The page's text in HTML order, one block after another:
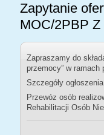
Zapytanie
MOC/2PBP
Zapraszamy do
przemocy” w ramach
Szczegóły
Przewóz osób
Rehabilitacji Osób